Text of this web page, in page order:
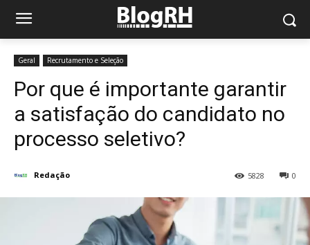
Geral Recrutamento e Seleção
Por que é importante garantir
a satisfação do candidato no
processo seletivo?
Redação 0
5828